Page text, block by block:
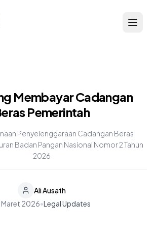
Membayar Cadangan
Pemerintah
Penyelenggaraan Cadangan Beras
Badan Pangan Nasional Nomor 2 Tahun
2026
Ali Ausath
Maret 2026•Legal Updates